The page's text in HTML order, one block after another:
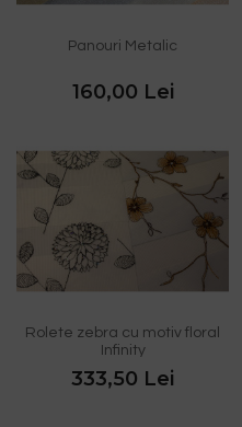
Panouri Metalic
160,00 Lei
Rolete zebra cu motiv floral
Infinity
333,50 Lei